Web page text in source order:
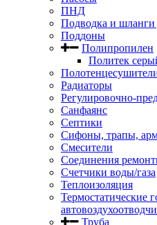
ПНД
Подводка и шланги
Поддоны
Полипропилен
Политек
Радиаторы
Регулировочно-
Санфаянс
Септики
Сифоны, трапы,
Смесители
Соединения
Счетчики воды/газа
Теплоизоляция
Термостатические
Труба